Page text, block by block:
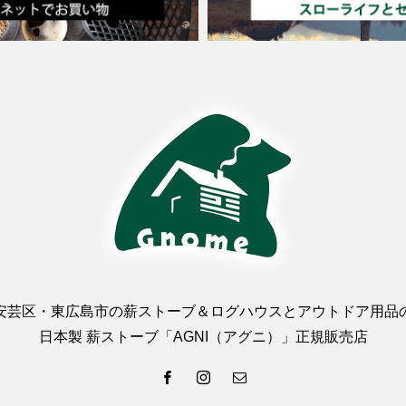
芸区・東広島市の薪ストーブ＆ログハウスとアウトドア用品
日本製 薪ストーブ「AGNI（アグニ）」正規販売店